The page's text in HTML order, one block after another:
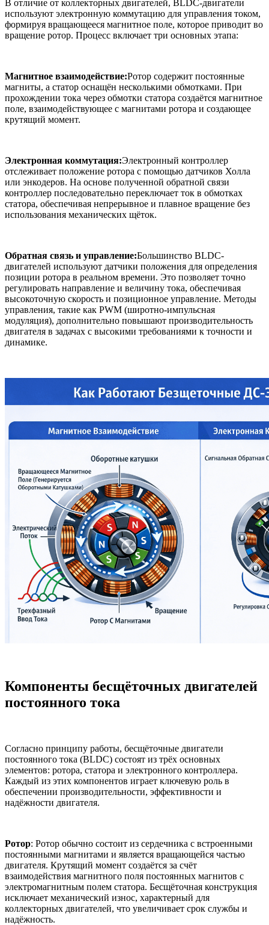
В отличие от коллекторных двигателей, BLDC-двигатели
используют электронную коммутацию для управления током,
формируя вращающееся магнитное поле, которое приводит во
вращение ротор. Процесс включает три основных этапа:
Магнитное взаимодействие:Ротор содержит постоянные
магниты, а статор оснащён несколькими обмотками. При
прохождении тока через обмотки статора создаётся магнитное
поле, взаимодействующее с магнитами ротора и создающее
крутящий момент.
Электронная коммутация:Электронный контроллер
отслеживает положение ротора с помощью датчиков Холла
или энкодеров. На основе полученной обратной связи
контроллер последовательно переключает ток в обмотках
статора, обеспечивая непрерывное и плавное вращение без
использования механических щёток.
Обратная связь и управление:Большинство BLDC-
двигателей используют датчики положения для определения
позиции ротора в реальном времени. Это позволяет точно
регулировать направление и величину тока, обеспечивая
высокоточную скорость и позиционное управление. Методы
управления, такие как PWM (широтно-импульсная
модуляция), дополнительно повышают производительность
двигателя в задачах с высокими требованиями к точности и
динамике.
Компоненты бесщёточных двигателей
постоянного тока
Согласно принципу работы, бесщёточные двигатели
постоянного тока (BLDC) состоят из трёх основных
элементов: ротора, статора и электронного контроллера.
Каждый из этих компонентов играет ключевую роль в
обеспечении производительности, эффективности и
надёжности двигателя.
Ротор: Ротор обычно состоит из сердечника с встроенными
постоянными магнитами и является вращающейся частью
двигателя. Крутящий момент создаётся за счёт
взаимодействия магнитного поля постоянных магнитов с
электромагнитным полем статора. Бесщёточная конструкция
исключает механический износ, характерный для
коллекторных двигателей, что увеличивает срок службы и
надёжность.